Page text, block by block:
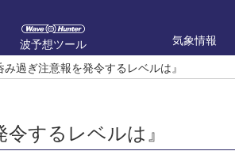
波予想ツール 気象情報
過ぎ注意報を発令するレベルは』
するレベルは』